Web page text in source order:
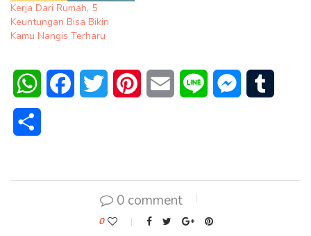
Kerja Dari Rumah, 5
Keuntungan Bisa Bikin
Kamu Nangis Terharu
WhatsAppFacebookTwitter PinterestEmail Line Messenger
0 comment
0